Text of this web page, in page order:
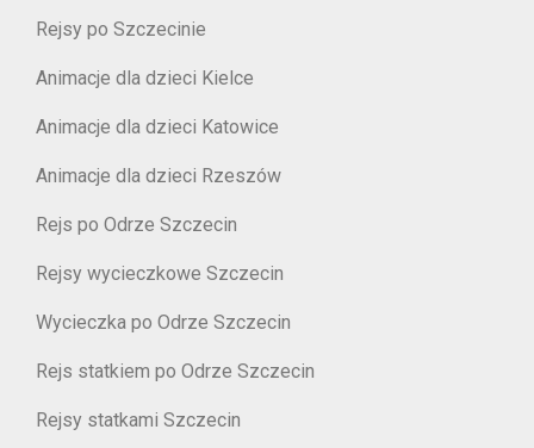
Rejsy po Szczecinie
Animacje dla dzieci Kielce
Animacje dla dzieci Katowice
Animacje dla dzieci Rzeszów
Rejs po Odrze Szczecin
Rejsy wycieczkowe Szczecin
Wycieczka po Odrze Szczecin
Rejs statkiem po Odrze Szczecin
Rejsy statkami Szczecin